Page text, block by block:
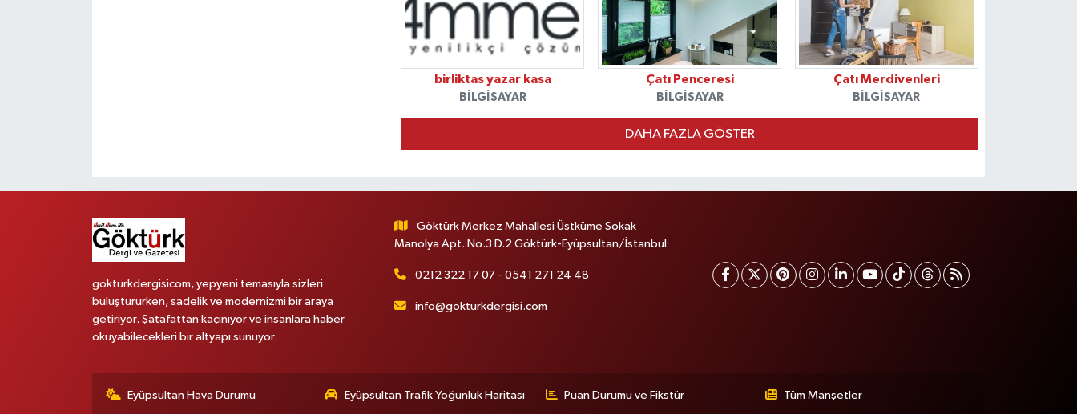
birliktas yazar kasa
BILGISAYAR
Çatı Penceresi
BILGISAYAR
Çatı Merdivenleri
BILGISAYAR
DAHA FAZLA GÖSTER
gokturkdergisicom, yepyeni temasıyla sizleri
buluştururken, sadelik ve modernizmi bir araya
getiriyor. Şatafattan kaçınıyor ve insanlara haber
okuyabilecekleri bir altyapı sunuyor.
Göktürk Merkez Mahallesi Üstküme Sokak
Manolya Apt. No.3 D.2 Göktürk-Eyüpsultan/İstanbul
0212 322 17 07 - 0541 271 24 48
info@gokturkdergisi.com
Eyüpsultan Hava Durumu Eyüpsultan Trafik Yoğunluk Haritası Puan Durumu ve Fikstür Tüm Manşetler